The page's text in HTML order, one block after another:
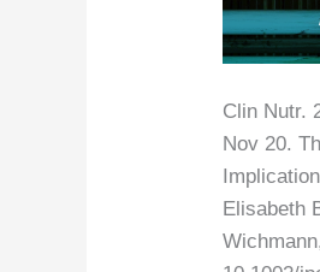
Clin Nutr.
Nov 20.
Elisabeth